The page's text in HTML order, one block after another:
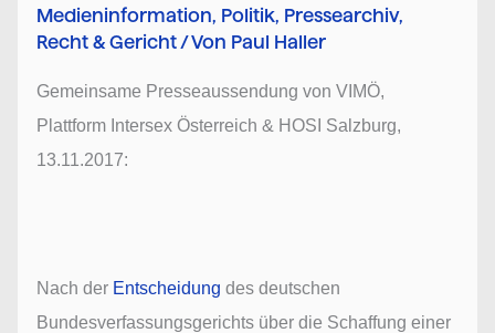
Medieninformation Politik Pressearchiv,
Recht & Gericht / Von Paul Haller
Gemeinsame Presseaussendung von VIMÖ,
Plattform Intersex Österreich & HOSI Salzburg,
13.11.2017:
Nach der Entscheidung des deutschen
Bundesverfassungsgerichts über die Schaffung einer